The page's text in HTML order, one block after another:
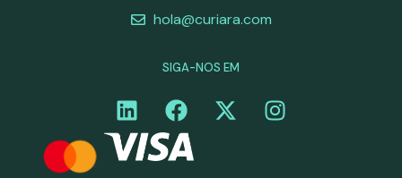
hola@curiara.com
SIGA-NOS EM